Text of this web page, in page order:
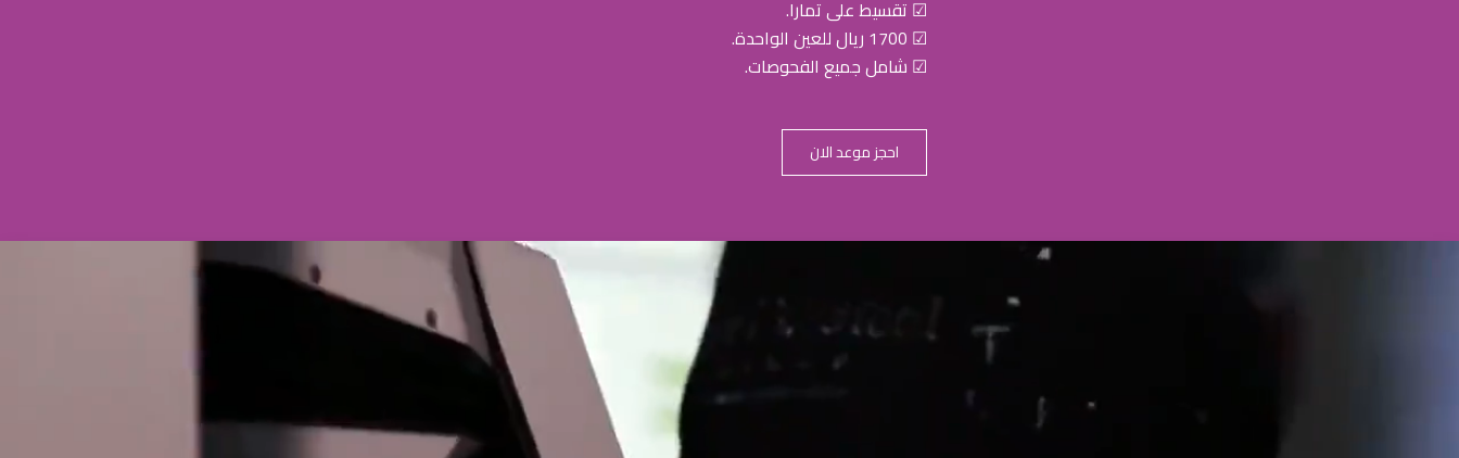
☑ تقسيط على تمارا.
☑ 1700 ريال للعين الواحدة.
☑ شامل جميع الفحوصات.
احجز موعد الان